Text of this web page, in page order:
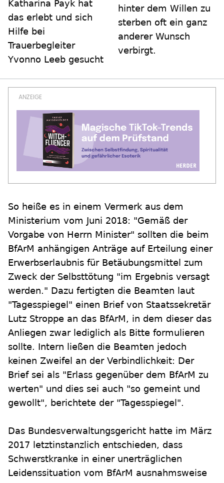
Katharina Payk hat
das erlebt und sich
Hilfe bei
Trauerbegleiter
Yvonno Leeb gesucht
hinter dem Willen zu
sterben oft ein ganz
anderer Wunsch
verbirgt.
So heiße es in einem Vermerk aus dem
Ministerium vom Juni 2018: "Gemäß der
Vorgabe von Herrn Minister" sollten die beim
BfArM anhängigen Anträge auf Erteilung einer
Erwerbserlaubnis für Betäubungsmittel zum
Zweck der Selbsttötung "im Ergebnis versagt
werden." Dazu fertigten die Beamten laut
"Tagesspiegel" einen Brief von Staatssekretär
Lutz Stroppe an das BfArM, in dem dieser das
Anliegen zwar lediglich als Bitte formulieren
sollte. Intern ließen die Beamten jedoch
keinen Zweifel an der Verbindlichkeit: Der
Brief sei als "Erlass gegenüber dem BfArM zu
werten" und dies sei auch "so gemeint und
gewollt", berichtete der "Tagesspiegel".
Das Bundesverwaltungsgericht hatte im März
2017 letztinstanzlich entschieden, dass
Schwerstkranke in einer unerträglichen
Leidenssituation vom BfArM ausnahmsweise